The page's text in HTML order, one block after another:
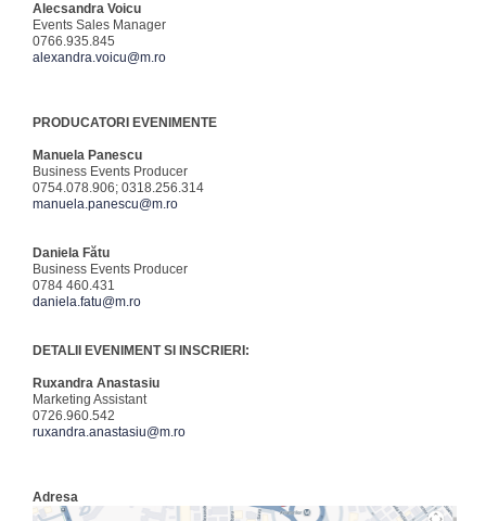
Alecsandra Voicu
Events Sales Manager
0766.935.845
alexandra.voicu@m.ro
PRODUCATORI EVENIMENTE
Manuela Panescu
Business Events Producer
0754.078.906; 0318.256.314
manuela.panescu@m.ro
Daniela Fătu
Business Events Producer
0784 460.431
daniela.fatu@m.ro
DETALII EVENIMENT SI INSCRIERI:
Ruxandra Anastasiu
Marketing Assistant
0726.960.542
ruxandra.anastasiu@m.ro
Adresa